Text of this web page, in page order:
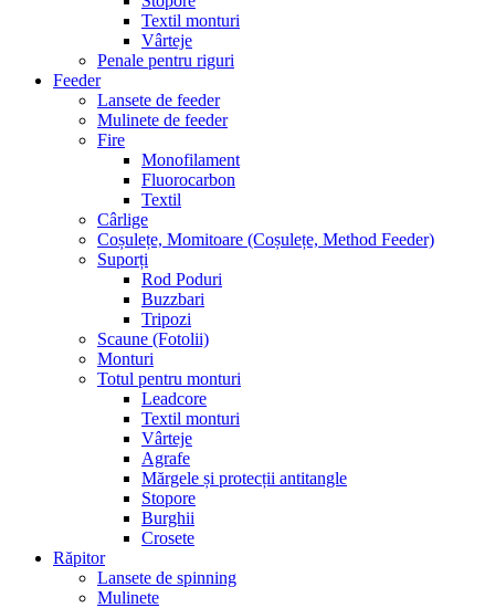
Textil monturi
Vârteje
Penale pentru riguri
Feeder
Lansete de feeder
Mulinete de feeder
Fire
Monofilament
Fluorocarbon
Textil
Cârlige
Coșulețe, Momitoare (Coșulețe, Method Feeder)
Suporți
Rod Poduri
Buzzbari
Tripozi
Scaune (Fotolii)
Monturi
Totul pentru monturi
Leadcore
Textil monturi
Vârteje
Agrafe
Mărgele și protecții antitangle
Stopore
Burghii
Crosete
Răpitor
Lansete de spinning
Mulinete